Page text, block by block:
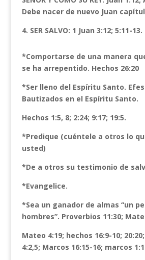
Debe nacer de nuevo Juan
4. SER SALVO: 1 Juan 3:12; 5:11-13.
*Comportarse de una manera
se ha arrepentido. Hechos 26:20
*Ser lleno del Espíritu Santo.
Bautizados en el Espíritu Santo.
Hechos 1:5, 8; 2:24; 9:17; 19:5.
*Predique (cuéntele a otros lo
usted)
*De a otros su testimonio de
*Evangelice.
*Sea un ganador de almas “un
hombres”. Proverbios 11:30;
Mateo 4:19; hechos 16:9-10;
4:2,5; Marcos 16:15-16; marcos